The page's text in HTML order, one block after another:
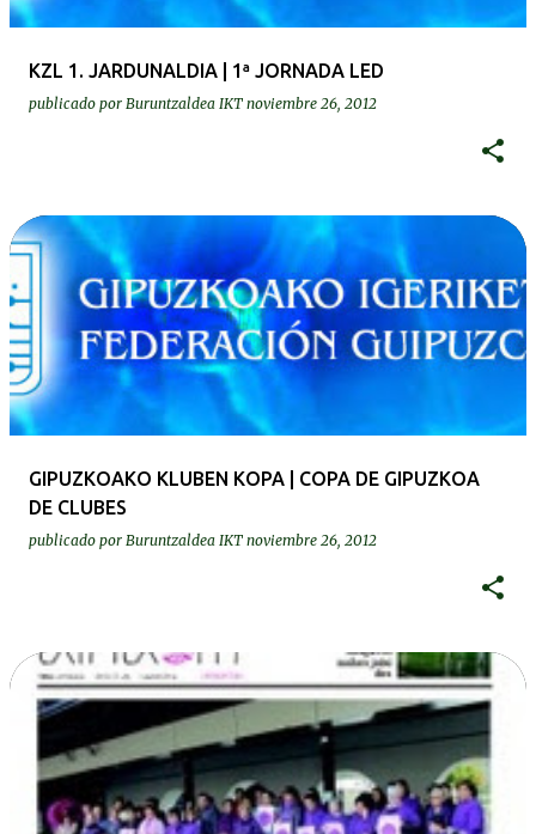
KZL 1. JARDUNALDIA | 1ª JORNADA LED
publicado por Buruntzaldea IKT noviembre 26, 2012
GIPUZKOAKO KLUBEN KOPA | COPA DE GIPUZKOA
DE CLUBES
publicado por Buruntzaldea IKT noviembre 26, 2012